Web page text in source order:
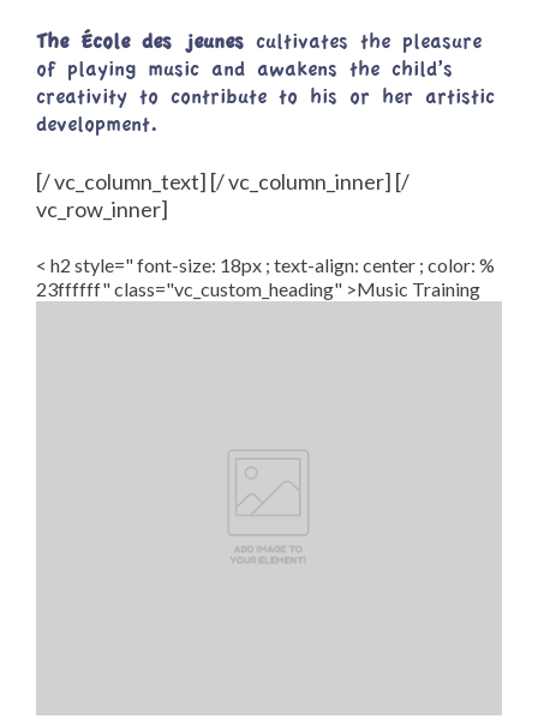
The École des jeunes cultivates the pleasure
of playing music and awakens the child’s
creativity to contribute to his or her artistic
development.
[/ vc_column_text] [/ vc_column_inner] [/
vc_row_inner]
< h2 style=" font-size: 18px ; text-align: center ; color: %
23ffffff" class="vc_custom_heading" >Music Training